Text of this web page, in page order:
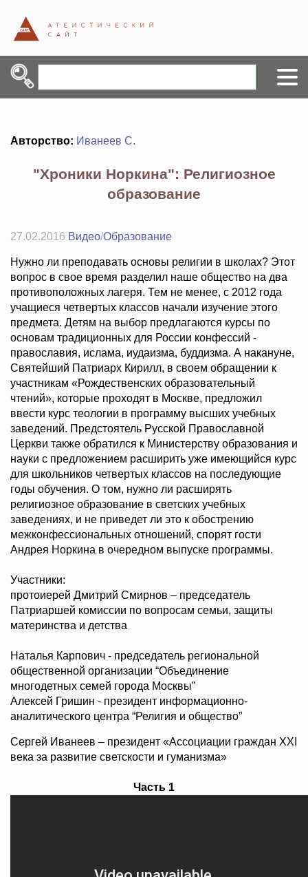
Авторство: Иванеев С.
"Хроники Норкина": Религиозное
образование
27.02.2016 Видео/Образование
Нужно ли преподавать основы религии в школах? Этот
вопрос в свое время разделил наше общество на два
противоположных лагеря. Тем не менее, с 2012 года
учащиеся четвертых классов начали изучение этого
предмета. Детям на выбор предлагаются курсы по
основам традиционных для России конфессий -
православия, ислама, иудаизма, буддизма. А накануне,
Святейший Патриарх Кирилл, в своем обращении к
участникам «Рождественских образовательный
чтений», которые проходят в Москве, предложил
ввести курс теологии в программу высших учебных
заведений. Предстоятель Русской Православной
Церкви также обратился к Министерству образования и
науки с предложением расширить уже имеющийся курс
для школьников четвертых классов на последующие
годы обучения. О том, нужно ли расширять
религиозное образование в светских учебных
заведениях, и не приведет ли это к обострению
межконфессиональных отношений, спорят гости
Андрея Норкина в очередном выпуске программы.
Участники:
протоиерей Дмитрий Смирнов – председатель
Патриаршей комиссии по вопросам семьи, защиты
материнства и детства
Наталья Карпович - председатель региональной
общественной организации “Объединение
многодетных семей города Москвы”
Алексей Гришин - президент информационно-
аналитического центра “Религия и общество”
Сергей Иванеев – президент «Ассоциации граждан XXI
века за развитие светскости и гуманизма»
Часть 1